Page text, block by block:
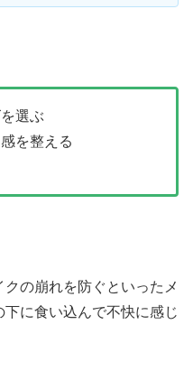
選ぶ
を整える
の崩れを防ぐといったメ
に食い込んで不快に感じ